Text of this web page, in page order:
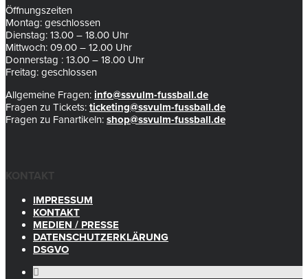
Öffnungszeiten
Montag: geschlossen
Dienstag: 13.00 – 18.00 Uhr
Mittwoch: 09.00 – 12.00 Uhr
Donnerstag : 13.00 – 18.00 Uhr
Freitag: geschlossen
Allgemeine Fragen: info@ssvulm-fussball.de
Fragen zu Tickets: ticketing@ssvulm-fussball.de
Fragen zu Fanartikeln: shop@ssvulm-fussball.de
KONTAKT
IMPRESSUM
KONTAKT
MEDIEN / PRESSE
DATENSCHUTZERKLÄRUNG
DSGVO